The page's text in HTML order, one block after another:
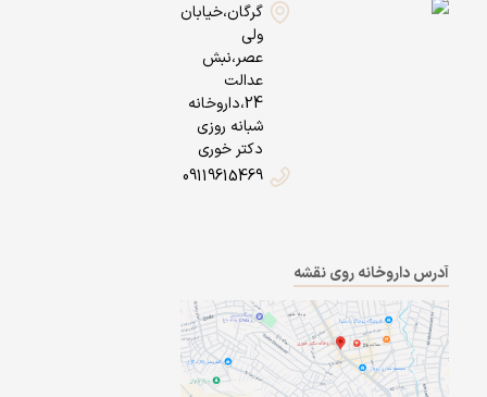
گرگان،خیابان
ولی
عصر،نبش
عدالت
24،داروخانه
شبانه روزی
دکتر خوری
09119615469
آدرس داروخانه روی نقشه